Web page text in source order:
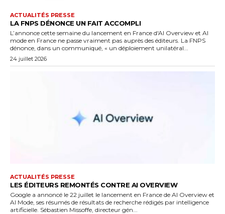
ACTUALITÉS PRESSE
LA FNPS DÉNONCE UN FAIT ACCOMPLI
L’annonce cette semaine du lancement en France d'AI Overview et AI
mode en France ne passe vraiment pas auprès des éditeurs. La FNPS
dénonce, dans un communiqué, « un déploiement unilatéral...
24 juillet 2026
ACTUALITÉS PRESSE
LES ÉDITEURS REMONTÉS CONTRE AI OVERVIEW
Google a annoncé le 22 juillet le lancement en France de AI Overview et
AI Mode, ses résumés de résultats de recherche rédigés par intelligence
artificielle. Sébastien Missoffe, directeur gén...